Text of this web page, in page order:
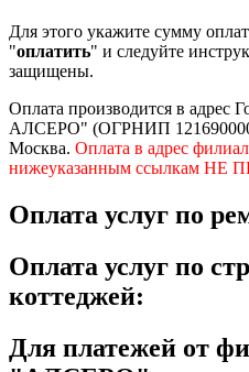
Для этого укажите сумму
"оплатить" и следуйте
защищены.
Оплата производится в
АЛСЕРО" (ОГРНИП
Москва. Оплата в адрес
нижеуказанным ссылкам
Оплата услуг по
Оплата услуг по
коттеджей:
Для платежей от